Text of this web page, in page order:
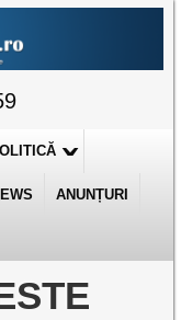
ANUNȚURI